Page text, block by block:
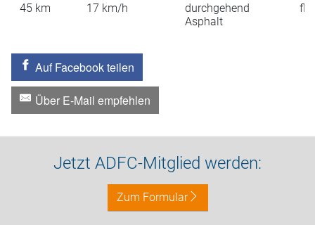
45 km 17 km/h
durchgehend
Asphalt
Auf Facebook teilen
Über E-Mail empfehlen
Jetzt ADFC-Mitglied werden:
Zum Formular